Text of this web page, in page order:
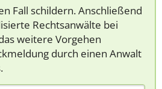
Fall schildern. Anschließend
Rechtsanwälte bei
weitere Vorgehen
durch einen Anwalt